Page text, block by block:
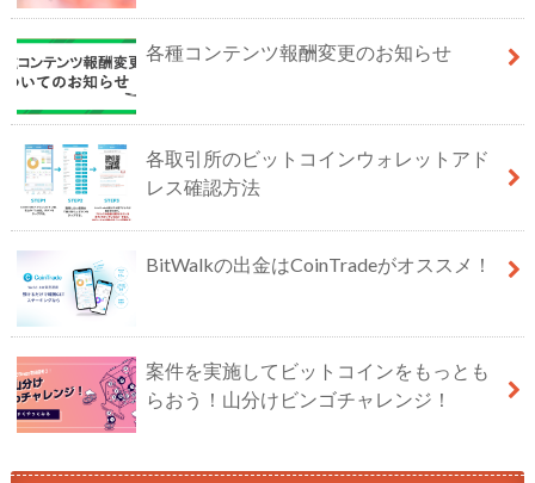
各種コンテンツ報酬変更のお知らせ
各取引所のビットコインウォレットアド
レス確認方法
BitWalkの出金はCoinTradeがオススメ！
案件を実施してビットコインをもっとも
らおう！山分けビンゴチャレンジ！